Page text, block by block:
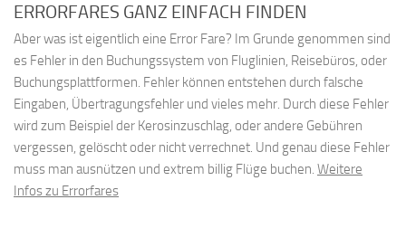
ERRORFARES GANZ EINFACH FINDEN
Aber was ist eigentlich eine Error Fare? Im Grunde genommen sind
es Fehler in den Buchungssystem von Fluglinien, Reisebüros, oder
Buchungsplattformen. Fehler können entstehen durch falsche
Eingaben, Übertragungsfehler und vieles mehr. Durch diese Fehler
wird zum Beispiel der Kerosinzuschlag, oder andere Gebühren
vergessen, gelöscht oder nicht verrechnet. Und genau diese Fehler
muss man ausnützen und extrem billig Flüge buchen. Weitere
Infos zu Errorfares